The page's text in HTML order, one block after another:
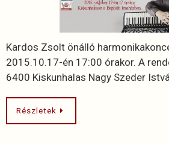
Kardos Zsolt önálló
2015.10.17-én 17:00 órakor. A
6400 Kiskunhalas Nagy Szeder
Részletek